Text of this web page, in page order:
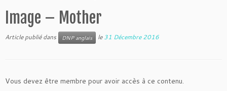
Image – Mother
Article publié dans DNP anglais le31 Décembre 2016
Vous devez être membre pour avoir accès à ce contenu.